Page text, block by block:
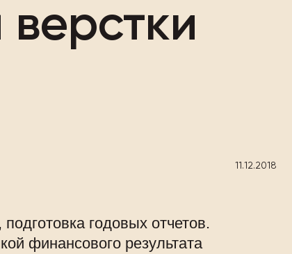
11.12.2018
годовых отчетов.
финансового результата